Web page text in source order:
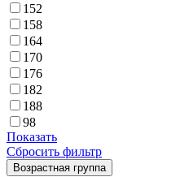
152
158
164
170
176
182
188
98
Показать
Сбросить фильтр
Возрастная группа